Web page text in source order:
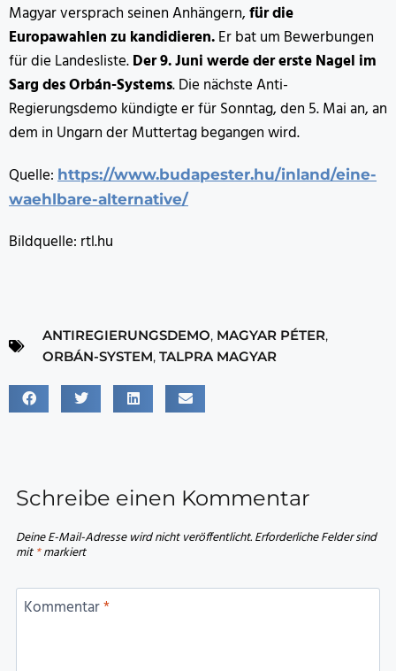
Magyar versprach seinen Anhängern,für die
Europawahlen zu kandidieren.Er bat um Bewerbungen
für die Landesliste.Der 9. Juni werde der erste Nagel im
Sarg des Orbán-Systems. Die nächste Anti-
Regierungsdemo kündigte er für Sonntag, den 5. Mai an, an
dem in Ungarn der Muttertag begangen wird.
Quelle: https://www.budapester.hu/inland/eine-
waehlbare-alternative/
Bildquelle: rtl.hu
ANTIREGIERUNGSDEMO, MAGYAR PÉTER,
ORBÁN-SYSTEM, TALPRA MAGYAR
Schreibe einen Kommentar
Deine E-Mail-Adresse wird nicht veröffentlicht.Erforderliche Felder sind
mit*markiert
Kommentar*